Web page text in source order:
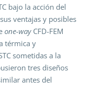
bajo la acción del
ventajas y posibles
one-wayCFD-FEM
térmica y
sometidas a la
tres diseños
antes del